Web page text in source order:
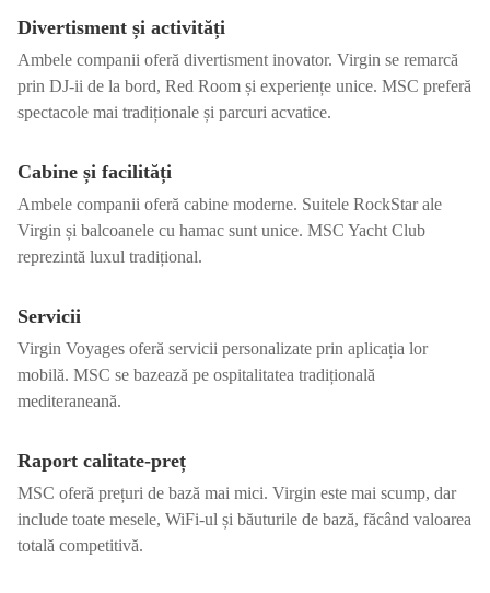
Divertisment și activități
Ambele companii oferă divertisment inovator. Virgin se remarcă
prin DJ-ii de la bord, Red Room și experiențe unice. MSC preferă
spectacole mai tradiționale și parcuri acvatice.
Cabine și facilități
Ambele companii oferă cabine moderne. Suitele RockStar ale
Virgin și balcoanele cu hamac sunt unice. MSC Yacht Club
reprezintă luxul tradițional.
Servicii
Virgin Voyages oferă servicii personalizate prin aplicația lor
mobilă. MSC se bazează pe ospitalitatea tradițională
mediteraneană.
Raport calitate-preț
MSC oferă prețuri de bază mai mici. Virgin este mai scump, dar
include toate mesele, WiFi-ul și băuturile de bază, făcând valoarea
totală competitivă.